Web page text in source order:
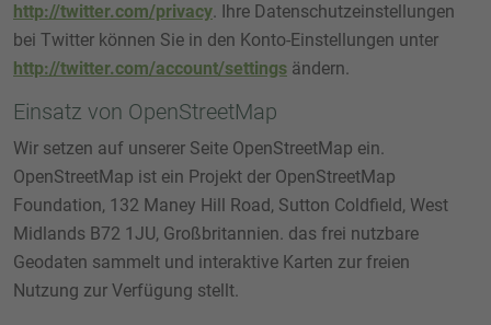
http://twitter.com/privacy. Ihre Datenschutzeinstellungen
bei Twitter können Sie in den Konto-Einstellungen unter
http://twitter.com/account/settings ändern.
Einsatz von OpenStreetMap
Wir setzen auf unserer Seite OpenStreetMap ein.
OpenStreetMap ist ein Projekt der OpenStreetMap
Foundation, 132 Maney Hill Road, Sutton Coldfield, West
Midlands B72 1JU, Großbritannien. das frei nutzbare
Geodaten sammelt und interaktive Karten zur freien
Nutzung zur Verfügung stellt.